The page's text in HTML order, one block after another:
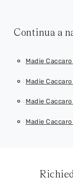
Continua a
Madie
Madie
Madie
Madie